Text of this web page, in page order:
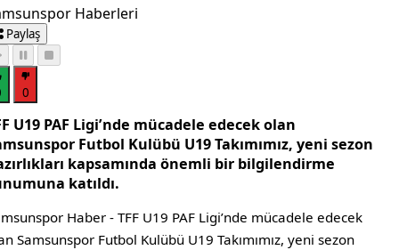
Haberleri
Paylaş
0
U19 PAF Ligi’nde mücadele edecek olan
Futbol Kulübü U19 Takımımız, yeni sezon
kapsamında önemli bir bilgilendirme
katıldı.
Haber - TFF U19 PAF Ligi’nde mücadele edecek
Samsunspor Futbol Kulübü U19 Takımımız, yeni sezon